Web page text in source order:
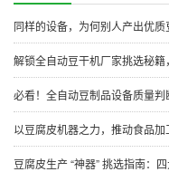
同样的设备，为何别人产出优质
解锁全自动豆干机厂家挑选秘
必看！全自动豆制品设备质量判
以豆腐皮机器之力，推动食品
豆腐皮生产 “神器” 挑选指南：